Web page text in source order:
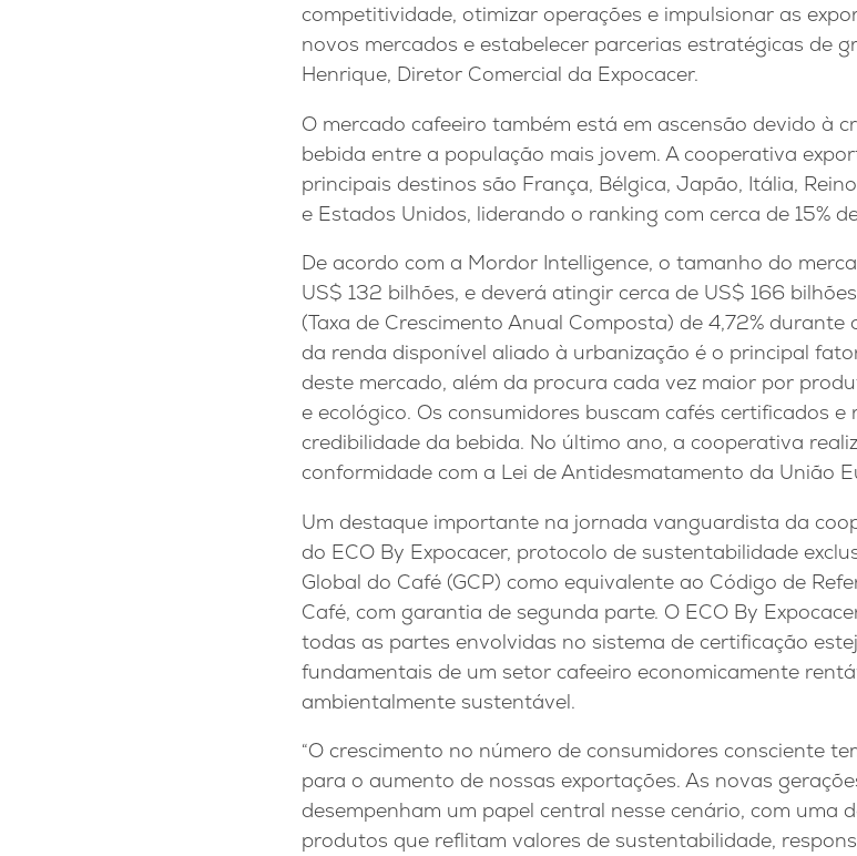
competitividade, otimizar operações e impulsionar as
novos mercados e estabelecer parcerias estratégicas de
Henrique, Diretor Comercial da Expocacer.
O mercado cafeeiro também está em ascensão devido à
bebida entre a população mais jovem. A cooperativa
principais destinos são França, Bélgica, Japão, Itália,
e Estados Unidos, liderando o ranking com cerca de 15%
De acordo com a Mordor Intelligence, o tamanho do
US$ 132 bilhões, e deverá atingir cerca de US$ 166
(Taxa de Crescimento Anual Composta) de 4,72%
da renda disponível aliado à urbanização é o principal
deste mercado, além da procura cada vez maior por
e ecológico. Os consumidores buscam cafés certificados
credibilidade da bebida. No último ano, a cooperativa
conformidade com a Lei de Antidesmatamento da União
Um destaque importante na jornada vanguardista da
do ECO By Expocacer, protocolo de sustentabilidade
Global do Café (GCP) como equivalente ao Código de
Café, com garantia de segunda parte. O ECO By
todas as partes envolvidas no sistema de certificação
fundamentais de um setor cafeeiro economicamente
ambientalmente sustentável.
“O crescimento no número de consumidores consciente
para o aumento de nossas exportações. As novas
desempenham um papel central nesse cenário, com uma
produtos que reflitam valores de sustentabilidade,